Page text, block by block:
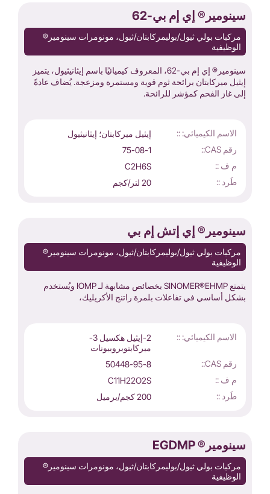
سينومير® إي إم بي-62
مركبات بولي ثيول/بوليمركابتان/ثيول، مونومرات سينومير®
الوظيفية
سينومير® إي إم بي-62، المعروف كيميائيًا باسم إيثانيثيول، يتميز
إيثيل ميركابتان برائحة ثوم قوية ومستمرة ومزعجة. يُضاف عادةً
إلى غاز الفحم كمؤشر للرائحة.
الاسم الكيميائي: ::
إيثيل ميركابتان؛ إيثانيثيول
رقم CAS::
75-08-1
م ف ::
C2H6S
طَرد ::
20 لتر/كجم
سينومير® إي إتش إم بي
مركبات بولي ثيول/بوليمركابتان/ثيول، مونومرات سينومير®
الوظيفية
يتمتع SINOMER®EHMP بخصائص مشابهة لـ IOMP ويُستخدم
بشكل أساسي في تفاعلات بلمرة راتنج الأكريليك،
الاسم الكيميائي: ::
2-إيثيل هكسيل 3-
ميركابتوبروبيونات
رقم CAS::
50448-95-8
م ف ::
C11H22O2S
طَرد ::
200 كجم/برميل
سينومير® EGDMP
مركبات بولي ثيول/بوليمركابتان/ثيول، مونومرات سينومير®
الوظيفية